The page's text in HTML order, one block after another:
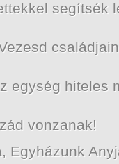
segítsék
egység hiteles
vonzanak!
Egyházunk